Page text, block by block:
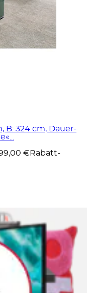
B: 324 cm, Dauer-
€ Rabatt-